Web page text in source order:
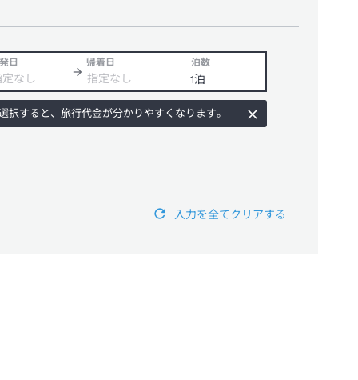
日 帰着日 泊数
択すると、旅行代金が分かりやすくなります。
入力を全てクリアする